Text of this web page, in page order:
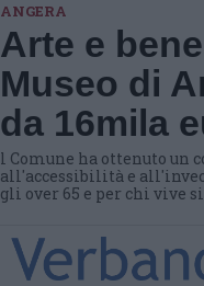
ANGERA
Arte e
Museo di
da 16mila
l Comune ha ottenuto un
all'accessibilità e
gli over 65 e per chi vive